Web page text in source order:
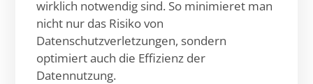
wirklich notwendig sind. So minimieret man
nicht nur das Risiko von
Datenschutzverletzungen, sondern
optimiert auch die Effizienz der
Datennutzung.